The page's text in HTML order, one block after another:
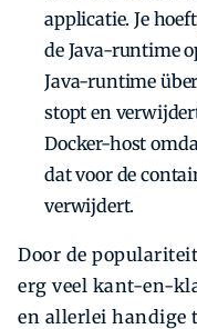
applicatie. Je
de Java-runtime
Java-runtime
stopt en
Docker-host
dat voor de
verwijdert.
Door de
erg veel kant-en-
en allerlei handige